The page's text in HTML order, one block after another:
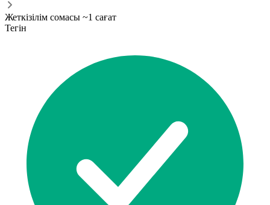
Жеткізілім сомасы ~1 сағат
Тегін